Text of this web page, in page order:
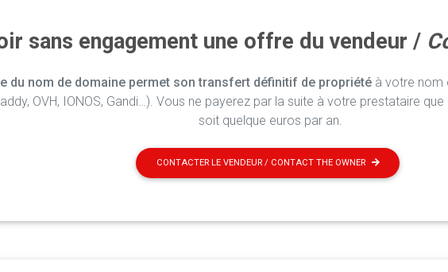
sans engagement une offre du vendeur /
du nom de domaine permet son transfert définitif de propriétéà votre nom
OVH, IONOS, Gandi…). Vous ne payerez par la suite à votre prestataire
soit quelque euros par an.
CONTACTER LE VENDEUR / CONTACT THE OWNER